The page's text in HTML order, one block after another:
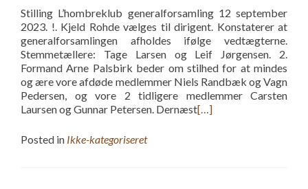
Stilling L’hombreklub generalforsamling 12 september
2023. !. Kjeld Rohde vælges til dirigent. Konstaterer at
generalforsamlingen afholdes ifølge vedtægterne.
Stemmetællere: Tage Larsen og Leif Jørgensen. 2.
Formand Arne Palsbirk beder om stilhed for at mindes
og ære vore afdøde medlemmer Niels Randbæk og Vagn
Pedersen, og vore 2 tidligere medlemmer Carsten
Laursen og Gunnar Petersen. Dernæst[…]
Posted in Ikke-kategoriseret